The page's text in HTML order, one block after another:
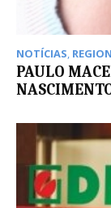
NOTÍCIAS,
PAULO